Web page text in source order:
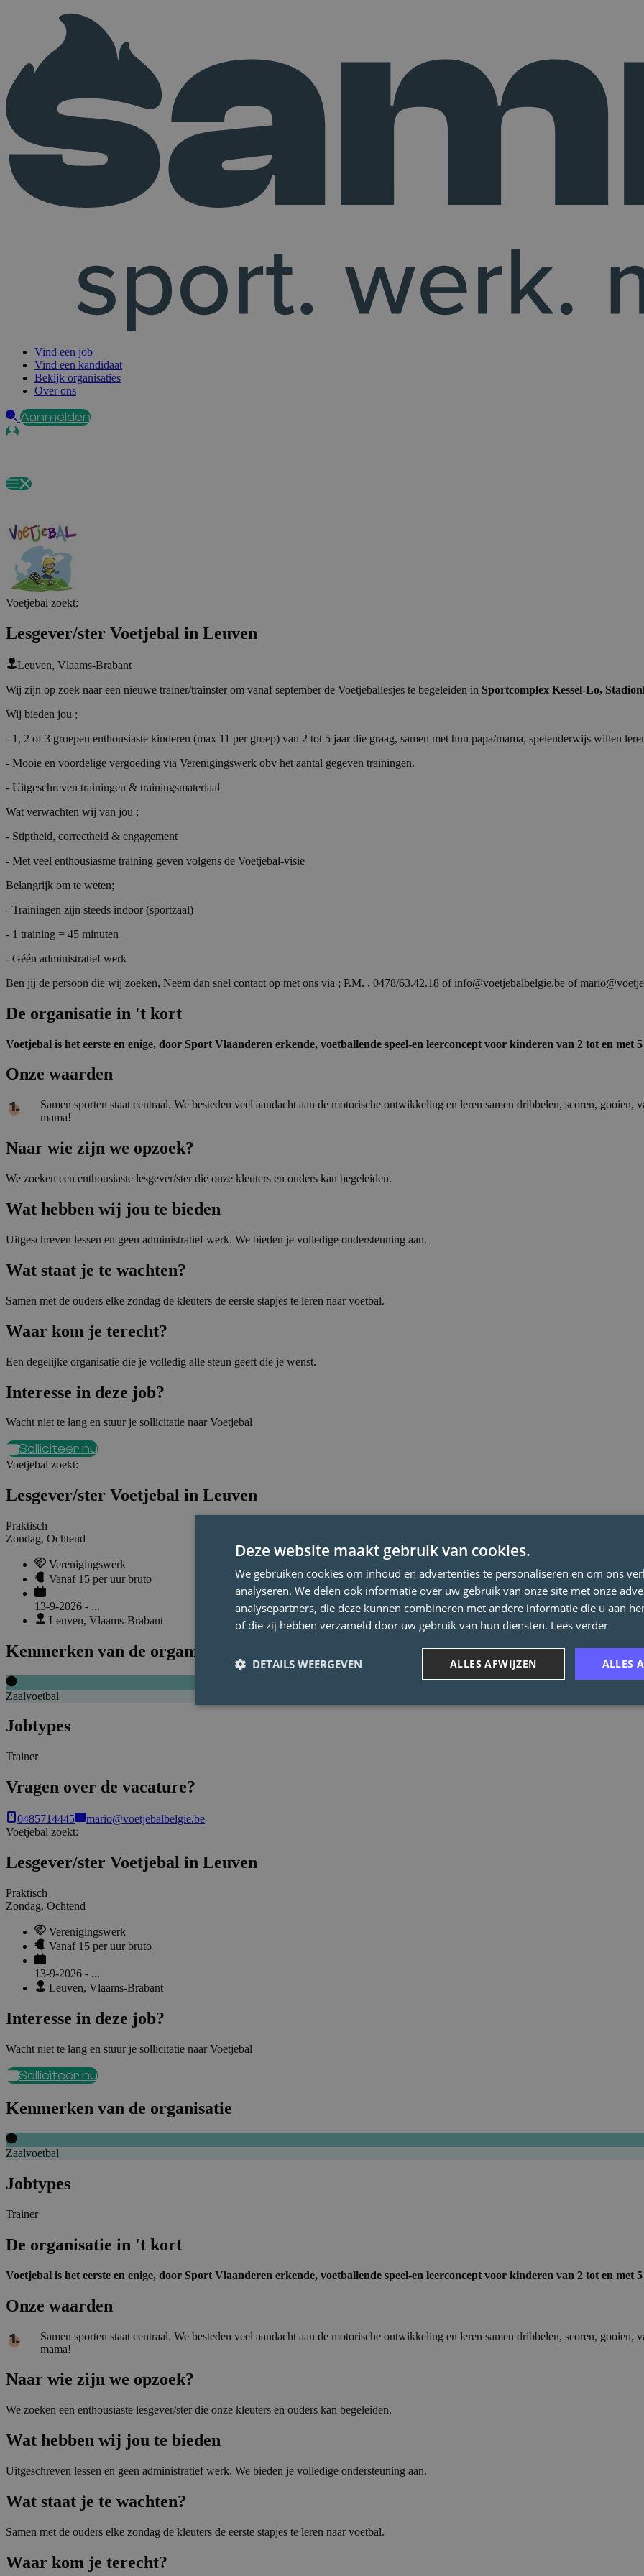
Vind een job
Vind een kandidaat
Bekijk organisaties
Over ons
Aanmelden
Voetjebal zoekt:
Lesgever/ster Voetjebal in Leuven
Leuven, Vlaams-Brabant
Wij zijn op zoek naar een nieuwe trainer/trainster om vanaf september de Voetjeballesjes te begeleiden in Sportcomplex Kessel-Lo,
Wij bieden jou ;
- 1, 2 of 3 groepen enthousiaste kinderen (max 11 per groep) van 2 tot 5 jaar die graag, samen met hun papa/mama, spelenderwijs willen
- Mooie en voordelige vergoeding via Verenigingswerk obv het aantal gegeven trainingen.
- Uitgeschreven trainingen & trainingsmateriaal
Wat verwachten wij van jou ;
- Stiptheid, correctheid & engagement
- Met veel enthousiasme training geven volgens de Voetjebal-visie
Belangrijk om te weten;
- Trainingen zijn steeds indoor (sportzaal)
- 1 training = 45 minuten
- Géén administratief werk
Ben jij de persoon die wij zoeken, Neem dan snel contact op met ons via ; P.M. , 0478/63.42.18 of info@voetjebalbelgie.be of
De organisatie in 't kort
Voetjebal is het eerste en enige, door Sport Vlaanderen erkende, voetballende speel-en leerconcept voor kinderen van 2 tot en met
Onze waarden
Samen sporten staat centraal. We besteden veel aandacht aan de motorische ontwikkeling en leren samen dribbelen, scoren,
mama!
Naar wie zijn we opzoek?
We zoeken een enthousiaste lesgever/ster die onze kleuters en ouders kan begeleiden.
Wat hebben wij jou te bieden
Uitgeschreven lessen en geen administratief werk. We bieden je volledige ondersteuning aan.
Wat staat je te wachten?
Samen met de ouders elke zondag de kleuters de eerste stapjes te leren naar voetbal.
Waar kom je terecht?
Een degelijke organisatie die je volledig alle steun geeft die je wenst.
Interesse in deze job?
Wacht niet te lang en stuur je sollicitatie naar Voetjebal
Solliciteer nu
Voetjebal zoekt:
Lesgever/ster Voetjebal in Leuven
Praktisch
Zondag, Ochtend
Verenigingswerk
Vanaf 15 per uur bruto
13-9-2026 - ...
Leuven, Vlaams-Brabant
Kenmerken van de organisatie
Zaalvoetbal
Jobtypes
Trainer
Vragen over de vacature?
0485714445
mario@voetjebalbelgie.be
Voetjebal zoekt:
Lesgever/ster Voetjebal in Leuven
Praktisch
Zondag, Ochtend
Verenigingswerk
Vanaf 15 per uur bruto
13-9-2026 - ...
Leuven, Vlaams-Brabant
Interesse in deze job?
Wacht niet te lang en stuur je sollicitatie naar Voetjebal
Solliciteer nu
Kenmerken van de organisatie
Zaalvoetbal
Jobtypes
Trainer
De organisatie in 't kort
Voetjebal is het eerste en enige, door Sport Vlaanderen erkende, voetballende speel-en leerconcept voor kinderen van 2 tot en met
Onze waarden
Samen sporten staat centraal. We besteden veel aandacht aan de motorische ontwikkeling en leren samen dribbelen, scoren,
mama!
Naar wie zijn we opzoek?
We zoeken een enthousiaste lesgever/ster die onze kleuters en ouders kan begeleiden.
Wat hebben wij jou te bieden
Uitgeschreven lessen en geen administratief werk. We bieden je volledige ondersteuning aan.
Wat staat je te wachten?
Samen met de ouders elke zondag de kleuters de eerste stapjes te leren naar voetbal.
Waar kom je terecht?
Deze website maakt gebruik van cookies.
We gebruiken cookies om inhoud en advertenties te personaliseren en om ons
analyseren. We delen ook informatie over uw gebruik van onze site met onze
analysepartners, die deze kunnen combineren met andere informatie die u aan
of die zij hebben verzameld door uw gebruik van hun diensten. Lees verder
ALLES
ALLES AFWIJZEN
DETAILS WEERGEVEN